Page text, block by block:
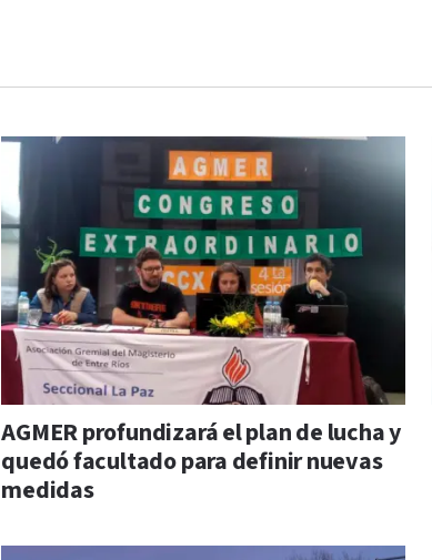
AGMER profundizará el plan de lucha y
quedó facultado para definir nuevas
medidas